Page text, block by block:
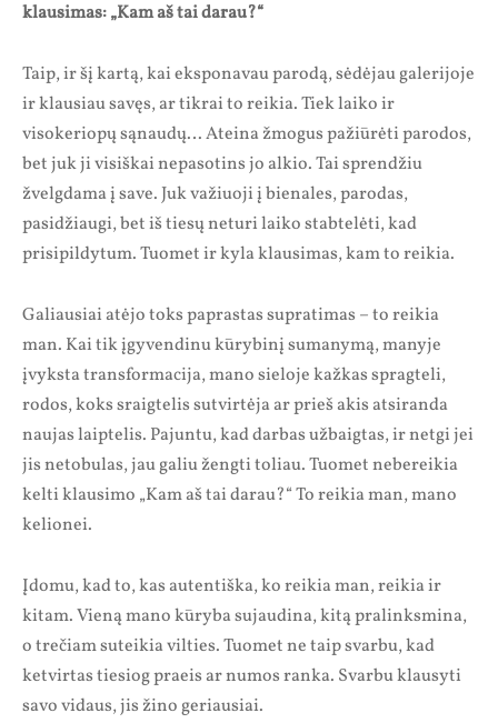
klausimas: „Kam aš tai darau?“
Taip, ir šį kartą, kai eksponavau parodą, sėdėjau galerijoje
ir klausiau savęs, ar tikrai to reikia. Tiek laiko ir
visokeriopų sąnaudų… Ateina žmogus pažiūrėti parodos,
bet juk ji visiškai nepasotins jo alkio. Tai sprendžiu
žvelgdama į save. Juk važiuoji į bienales, parodas,
pasidžiaugi, bet iš tiesų neturi laiko stabtelėti, kad
prisipildytum. Tuomet ir kyla klausimas, kam to reikia.
Galiausiai atėjo toks paprastas supratimas – to reikia
man. Kai tik įgyvendinu kūrybinį sumanymą, manyje
įvyksta transformacija, mano sieloje kažkas spragteli,
rodos, koks sraigtelis sutvirtėja ar prieš akis atsiranda
naujas laiptelis. Pajuntu, kad darbas užbaigtas, ir netgi jei
jis netobulas, jau galiu žengti toliau. Tuomet nebereikia
kelti klausimo „Kam aš tai darau?“ To reikia man, mano
kelionei.
Įdomu, kad to, kas autentiška, ko reikia man, reikia ir
kitam. Vieną mano kūryba sujaudina, kitą pralinksmina,
o trečiam suteikia vilties. Tuomet ne taip svarbu, kad
ketvirtas tiesiog praeis ar numos ranka. Svarbu klausyti
savo vidaus, jis žino geriausiai.